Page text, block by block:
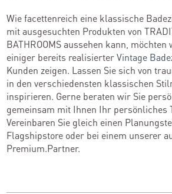
Wie facettenreich eine klassische
mit ausgesuchten Produkten von
BATHROOMS aussehen kann,
einiger bereits realisierterVintage
Kunden zeigen. Lassen Sie sich von
in den verschiedensten klassischen
inspirieren. Gerne beraten wir Sie
gemeinsam mit Ihnen Ihr persönliches
Vereinbaren Sie gleich einen
Flagshipstore oder bei einem unserer
Premium.Partner.